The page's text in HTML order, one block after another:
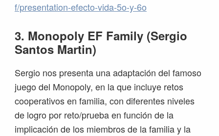
f/presentation-efecto-vida-5o-y-6o
3. Monopoly EF Family (Sergio
Santos Martin)
Sergio nos presenta una adaptación del famoso
juego del Monopoly, en la que incluye retos
cooperativos en familia, con diferentes niveles
de logro por reto/prueba en función de la
implicación de los miembros de la familia y la